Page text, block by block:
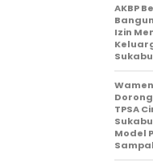
‎AKBP
Izin
Dorong
TPSA
Model